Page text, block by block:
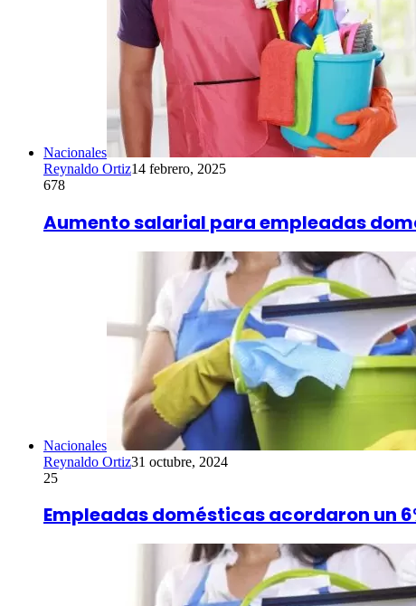
Nacionales
Reynaldo Ortiz14 febrero, 2025
678
Aumento salarial para empleadas
Nacionales
Reynaldo Ortiz31 octubre, 2024
25
Empleadas domésticas acordaron un